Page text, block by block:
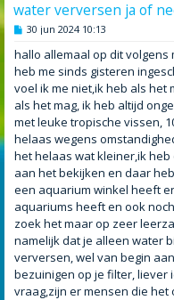
water verversen ja of
B
r
i
c
h
30 jun 2024 10:13
hallo allemaal op dit volgens
heb me sinds gisteren
voel ik me niet,ik heb als het
als het mag, ik heb altijd
met leuke tropische vissen,
helaas wegens
het helaas wat kleiner,ik
aan het bekijken en daar
een aquarium winkel heeft
aquariums heeft en ook
zoek het maar op zeer
namelijk dat je alleen water
verversen, wel van begin
bezuinigen op je filter, liever
vraag,zijn er mensen die het